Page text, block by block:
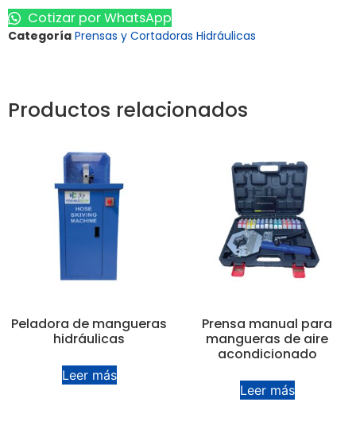
Cotizar por WhatsApp
Categoría Prensas y Cortadoras Hidráulicas
Productos relacionados
Peladora de mangueras
hidráulicas
Leer más
Prensa manual para
mangueras de aire
acondicionado
Leer más